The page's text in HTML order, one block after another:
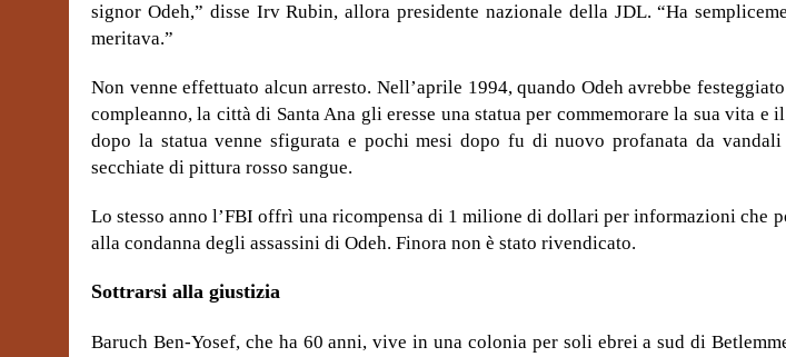
signor Odeh,” disse Irv Rubin, allora presidente nazionale della JDL. “Ha
meritava.”
Non venne effettuato alcun arresto. Nell’aprile 1994, quando Odeh avrebbe
compleanno, la città di Santa Ana gli eresse una statua per commemorare la sua vita e
dopo la statua venne sfigurata e pochi mesi dopo fu di nuovo profanata da
secchiate di pittura rosso sangue.
Lo stesso anno l’FBI offrì una ricompensa di 1 milione di dollari per informazioni che
alla condanna degli assassini di Odeh. Finora non è stato rivendicato.
Sottrarsi alla giustizia
Baruch Ben-Yosef, che ha 60 anni, vive in una colonia per soli ebrei a sud di